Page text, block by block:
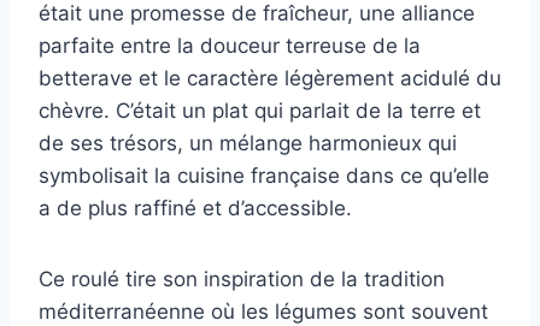
était une promesse de fraîcheur, une alliance
parfaite entre la douceur terreuse de la
betterave et le caractère légèrement acidulé du
chèvre. C’était un plat qui parlait de la terre et
de ses trésors, un mélange harmonieux qui
symbolisait la cuisine française dans ce qu’elle
a de plus raffiné et d’accessible.
Ce roulé tire son inspiration de la tradition
méditerranéenne où les légumes sont souvent